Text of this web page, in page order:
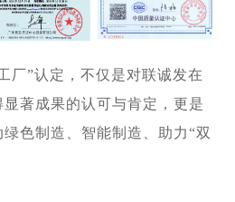
厂”认定，不仅是对联诚发在
著成果的认可与肯定，更是
色制造、智能制造、助力“双